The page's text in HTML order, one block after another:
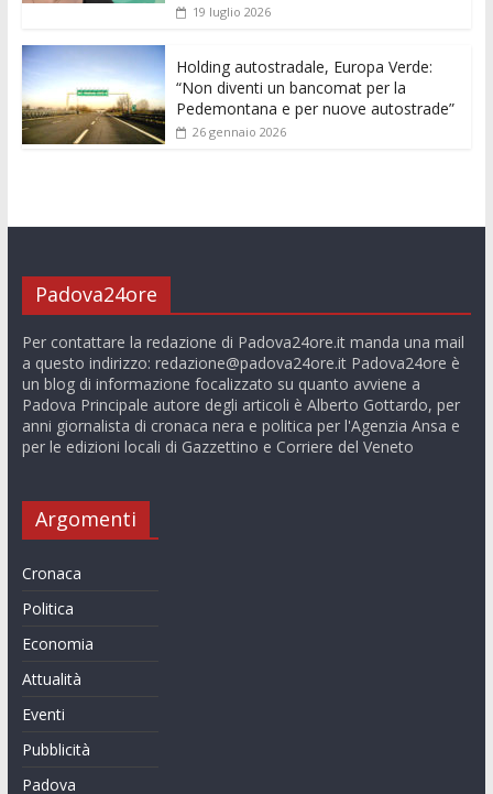
19 luglio 2026
Holding autostradale, Europa Verde:
“Non diventi un bancomat per la
Pedemontana e per nuove autostrade”
26 gennaio 2026
Padova24ore
Per contattare la redazione di Padova24ore.it manda una mail
a questo indirizzo: redazione@padova24ore.itPadova24ore è
un blog di informazione focalizzato su quanto avviene a
Padova Principale autore degli articoli è Alberto Gottardo, per
anni giornalista di cronaca nera e politica per l'Agenzia Ansa e
per le edizioni locali di Gazzettino e Corriere del Veneto
Argomenti
Cronaca
Politica
Economia
Attualità
Eventi
Pubblicità
Padova